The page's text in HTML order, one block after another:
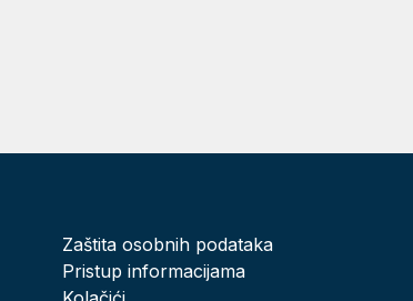
Zaštita osobnih podataka
Pristup informacijama